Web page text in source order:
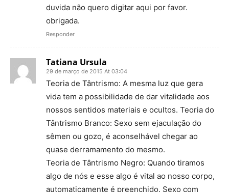
duvida não quero digitar aqui por favor.
obrigada.
Responder
Tatiana Ursula
29 de março de 2015 At 03:04
Teoria de Tântrismo: A mesma luz que gera
vida tem a possibilidade de dar vitalidade aos
nossos sentidos materiais e ocultos. Teoria do
Tântrismo Branco: Sexo sem ejaculação do
sêmen ou gozo, é aconselhável chegar ao
quase derramamento do mesmo.
Teoria de Tântrismo Negro: Quando tiramos
algo de nós e esse algo é vital ao nosso corpo,
automaticamente é preenchido. Sexo com